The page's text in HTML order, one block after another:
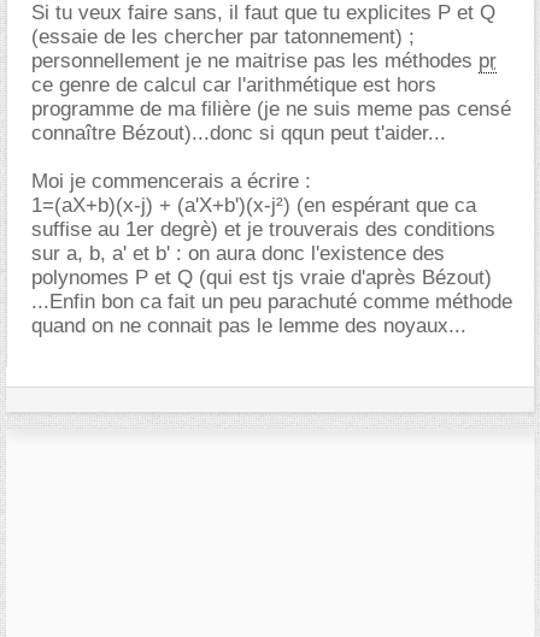
Si tu veux faire sans, il faut que tu explicites P et Q
(essaie de les chercher par tatonnement) ;
personnellement je ne maitrise pas les méthodes pr
ce genre de calcul car l'arithmétique est hors
programme de ma filière (je ne suis meme pas censé
connaître Bézout)...donc si qqun peut t'aider...
Moi je commencerais a écrire :
1=(aX+b)(x-j) + (a'X+b')(x-j²) (en espérant que ca
suffise au 1er degrè) et je trouverais des conditions
sur a, b, a' et b' : on aura donc l'existence des
polynomes P et Q (qui est tjs vraie d'après Bézout)
...Enfin bon ca fait un peu parachuté comme méthode
quand on ne connait pas le lemme des noyaux...